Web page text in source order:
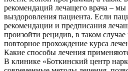
рекомендаций лечащего врача –
выздоровления пациента. Если
рекомендации и предписания
произойти рецидив, в таком
повторное прохождение курса
Какие способы лечения
В клинике «Боткинский центр